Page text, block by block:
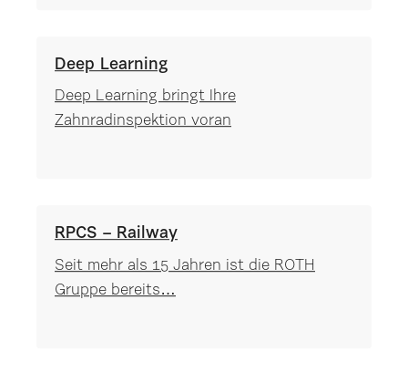
Deep Learning
Deep Learning bringt Ihre
Zahnradinspektion voran
RPCS – Railway
Seit mehr als 15 Jahren ist die ROTH
Gruppe bereits…